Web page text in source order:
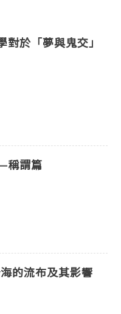
於「夢與鬼交」
稱謂篇
的流布及其影響